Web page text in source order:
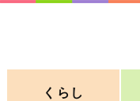
くらし